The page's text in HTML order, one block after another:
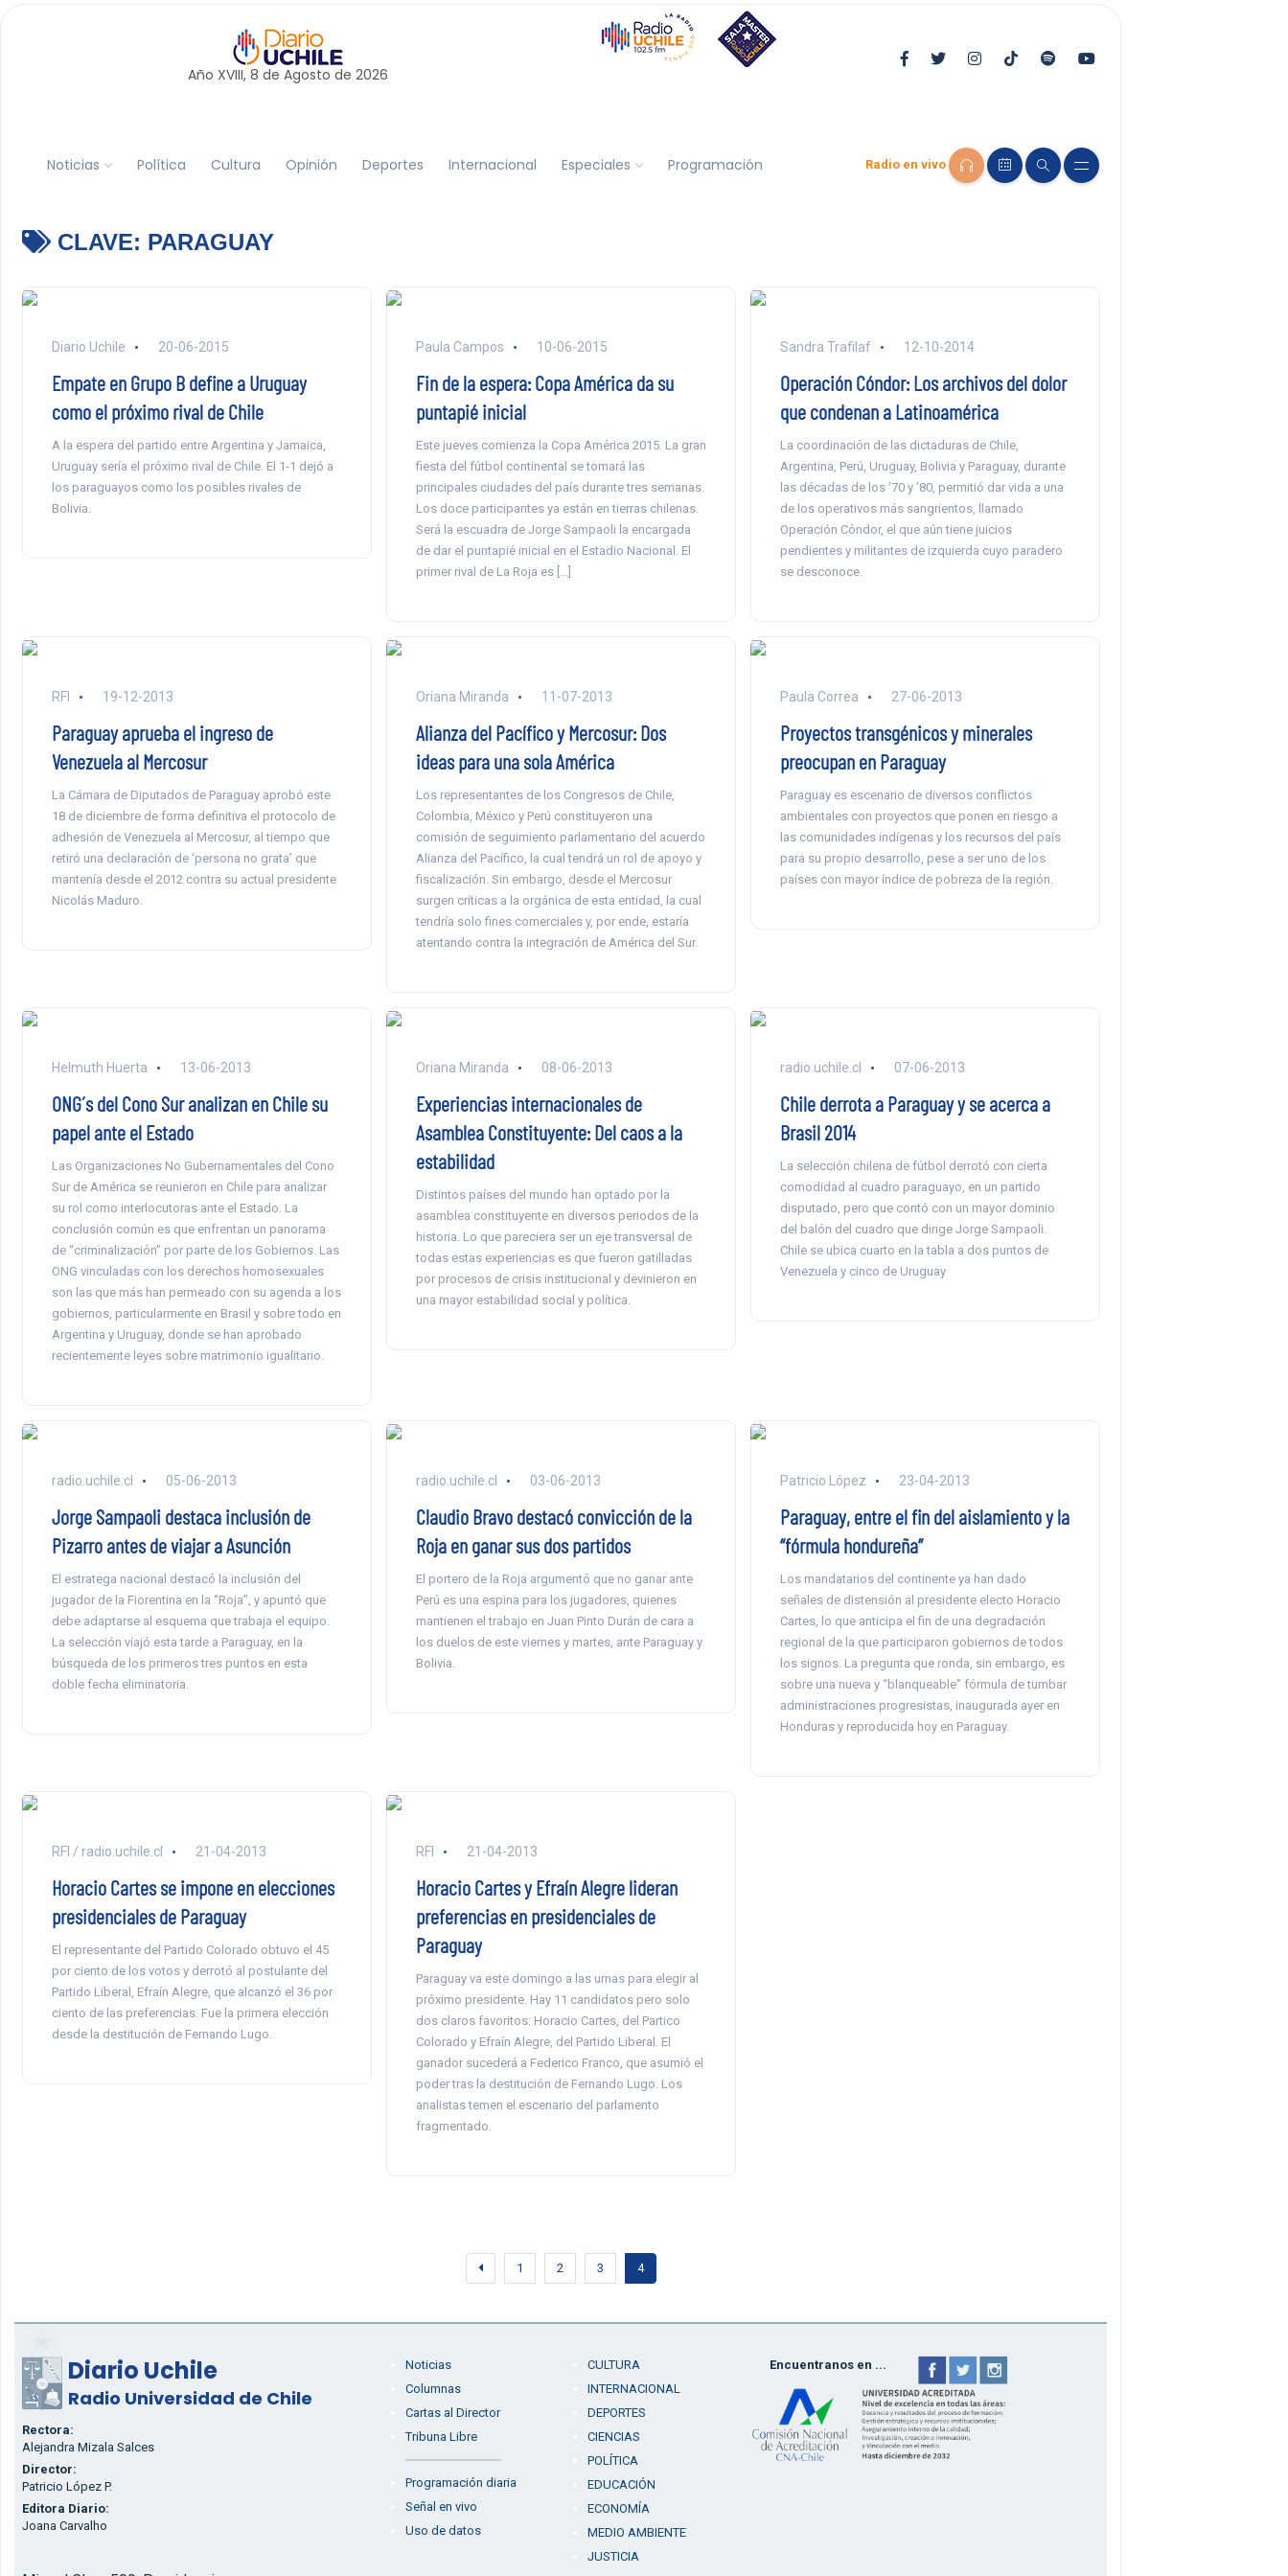
Año XVIII, 8 de Agosto de 2026
Noticias Política Cultura Opinión Deportes Internacional Especiales Programación Radio en vivo
CLAVE: PARAGUAY
Diario Uchile 20-06-2015
Empate en Grupo B define a Uruguay
como el próximo rival de Chile
A la espera del partido entre Argentina y Jamaica,
Uruguay sería el próximo rival de Chile. El 1-1 dejó a
los paraguayos como los posibles rivales de
Bolivia.
Paula Campos 10-06-2015
Fin de la espera: Copa América da su
puntapié inicial
Este jueves comienza la Copa América 2015. La gran
fiesta del fútbol continental se tomará las
principales ciudades del país durante tres semanas.
Los doce participantes ya están en tierras chilenas.
Será la escuadra de Jorge Sampaoli la encargada
de dar el puntapié inicial en el Estadio Nacional. El
primer rival de La Roja es […]
Sandra Trafilaf 12-10-2014
Operación Cóndor: Los archivos del dolor
que condenan a Latinoamérica
La coordinación de las dictaduras de Chile,
Argentina, Perú, Uruguay, Bolivia y Paraguay, durante
las décadas de los ’70 y ’80, permitió dar vida a una
de los operativos más sangrientos, llamado
Operación Cóndor, el que aún tiene juicios
pendientes y militantes de izquierda cuyo paradero
se desconoce.
RFI 19-12-2013
Paraguay aprueba el ingreso de
Venezuela al Mercosur
La Cámara de Diputados de Paraguay aprobó este
18 de diciembre de forma definitiva el protocolo de
adhesión de Venezuela al Mercosur, al tiempo que
retiró una declaración de ‘persona no grata’ que
mantenía desde el 2012 contra su actual presidente
Nicolás Maduro.
Oriana Miranda 11-07-2013
Alianza del Pacífico y Mercosur: Dos
ideas para una sola América
Los representantes de los Congresos de Chile,
Colombia, México y Perú constituyeron una
comisión de seguimiento parlamentario del acuerdo
Alianza del Pacífico, la cual tendrá un rol de apoyo y
fiscalización. Sin embargo, desde el Mercosur
surgen críticas a la orgánica de esta entidad, la cual
tendría solo fines comerciales y, por ende, estaría
atentando contra la integración de América del Sur.
Paula Correa 27-06-2013
Proyectos transgénicos y minerales
preocupan en Paraguay
Paraguay es escenario de diversos conflictos
ambientales con proyectos que ponen en riesgo a
las comunidades indígenas y los recursos del país
para su propio desarrollo, pese a ser uno de los
países con mayor índice de pobreza de la región.
Helmuth Huerta 13-06-2013
ONG´s del Cono Sur analizan en Chile su
papel ante el Estado
Las Organizaciones No Gubernamentales del Cono
Sur de América se reunieron en Chile para analizar
su rol como interlocutoras ante el Estado. La
conclusión común es que enfrentan un panorama
de “criminalización” por parte de los Gobiernos. Las
ONG vinculadas con los derechos homosexuales
son las que más han permeado con su agenda a los
gobiernos, particularmente en Brasil y sobre todo en
Argentina y Uruguay, donde se han aprobado
recientemente leyes sobre matrimonio igualitario.
Oriana Miranda 08-06-2013
Experiencias internacionales de
Asamblea Constituyente: Del caos a la
estabilidad
Distintos países del mundo han optado por la
asamblea constituyente en diversos periodos de la
historia. Lo que pareciera ser un eje transversal de
todas estas experiencias es que fueron gatilladas
por procesos de crisis institucional y devinieron en
una mayor estabilidad social y política.
radio.uchile.cl 07-06-2013
Chile derrota a Paraguay y se acerca a
Brasil 2014
La selección chilena de fútbol derrotó con cierta
comodidad al cuadro paraguayo, en un partido
disputado, pero que contó con un mayor dominio
del balón del cuadro que dirige Jorge Sampaoli.
Chile se ubica cuarto en la tabla a dos puntos de
Venezuela y cinco de Uruguay
radio.uchile.cl 05-06-2013
Jorge Sampaoli destaca inclusión de
Pizarro antes de viajar a Asunción
El estratega nacional destacó la inclusión del
jugador de la Fiorentina en la “Roja”, y apuntó que
debe adaptarse al esquema que trabaja el equipo.
La selección viajó esta tarde a Paraguay, en la
búsqueda de los primeros tres puntos en esta
doble fecha eliminatoria.
radio.uchile.cl 03-06-2013
Claudio Bravo destacó convicción de la
Roja en ganar sus dos partidos
El portero de la Roja argumentó que no ganar ante
Perú es una espina para los jugadores, quienes
mantienen el trabajo en Juan Pinto Durán de cara a
los duelos de este viernes y martes, ante Paraguay y
Bolivia.
Patricio López 23-04-2013
Paraguay, entre el fin del aislamiento y la
“fórmula hondureña”
Los mandatarios del continente ya han dado
señales de distensión al presidente electo Horacio
Cartes, lo que anticipa el fin de una degradación
regional de la que participaron gobiernos de todos
los signos. La pregunta que ronda, sin embargo, es
sobre una nueva y “blanqueable” fórmula de tumbar
administraciones progresistas, inaugurada ayer en
Honduras y reproducida hoy en Paraguay.
RFI / radio.uchile.cl 21-04-2013
Horacio Cartes se impone en elecciones
presidenciales de Paraguay
El representante del Partido Colorado obtuvo el 45
por ciento de los votos y derrotó al postulante del
Partido Liberal, Efraín Alegre, que alcanzó el 36 por
ciento de las preferencias. Fue la primera elección
desde la destitución de Fernando Lugo.
RFI 21-04-2013
Horacio Cartes y Efraín Alegre lideran
preferencias en presidenciales de
Paraguay
Paraguay va este domingo a las urnas para elegir al
próximo presidente. Hay 11 candidatos pero solo
dos claros favoritos: Horacio Cartes, del Partico
Colorado y Efraín Alegre, del Partido Liberal. El
ganador sucederá a Federico Franco, que asumió el
poder tras la destitución de Fernando Lugo. Los
analistas temen el escenario del parlamento
fragmentado.
1 2 3 4
Diario Uchile
Radio Universidad de Chile
Rectora:
Alejandra Mizala Salces
Director:
Patricio López P.
Editora Diario:
Joana Carvalho
Noticias
Columnas
Cartas al Director
Tribuna Libre
Programación diaria
Señal en vivo
Uso de datos
CULTURA
INTERNACIONAL
DEPORTES
CIENCIAS
POLÍTICA
EDUCACIÓN
ECONOMÍA
MEDIO AMBIENTE
JUSTICIA
Encuentranos en ...